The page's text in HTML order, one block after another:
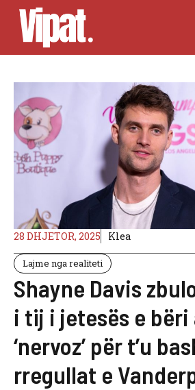
Skip
content
28 DHJETOR, 2025 Klea
Lajme nga realiteti
Shayne Davis
i tij i jetesës e bëri
‘nervoz’ për t’u
rregullat e